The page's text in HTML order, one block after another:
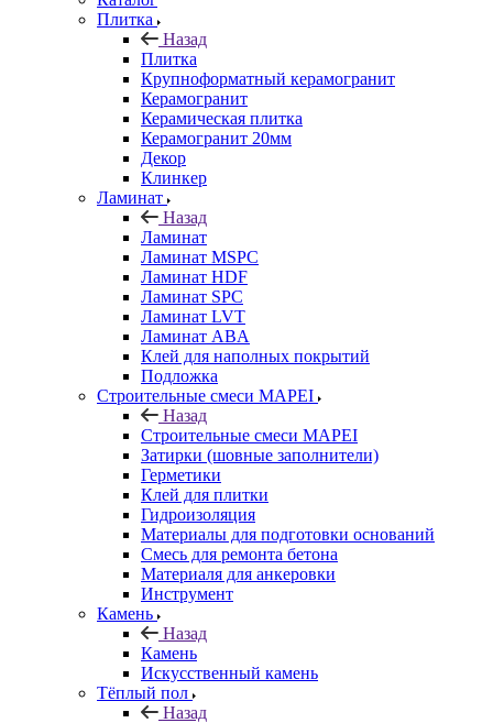
Плитка
Назад
Плитка
Крупноформатный керамогранит
Керамогранит
Керамическая плитка
Керамогранит 20мм
Декор
Клинкер
Ламинат
Назад
Ламинат
Ламинат MSPC
Ламинат HDF
Ламинат SPC
Ламинат LVT
Ламинат ABA
Клей для наполных покрытий
Подложка
Строительные смеси MAPEI
Назад
Строительные смеси MAPEI
Затирки (шовные заполнители)
Герметики
Клей для плитки
Гидроизоляция
Материалы для подготовки оснований
Смесь для ремонта бетона
Материаля для анкеровки
Инструмент
Камень
Назад
Камень
Искусственный камень
Тёплый пол
Назад